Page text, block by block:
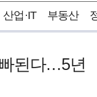
산업·IT 부동산
된다…5년